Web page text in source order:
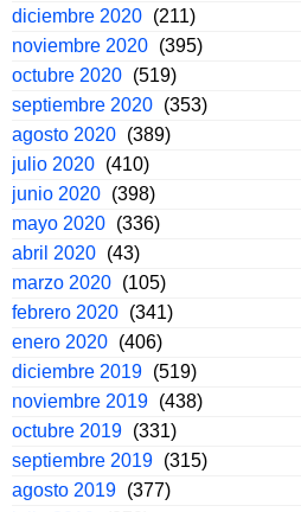
diciembre 2020 (211)
noviembre 2020 (395)
octubre 2020 (519)
septiembre 2020 (353)
agosto 2020 (389)
julio 2020 (410)
junio 2020 (398)
mayo 2020 (336)
abril 2020 (43)
marzo 2020 (105)
febrero 2020 (341)
enero 2020 (406)
diciembre 2019 (519)
noviembre 2019 (438)
octubre 2019 (331)
septiembre 2019 (315)
agosto 2019 (377)